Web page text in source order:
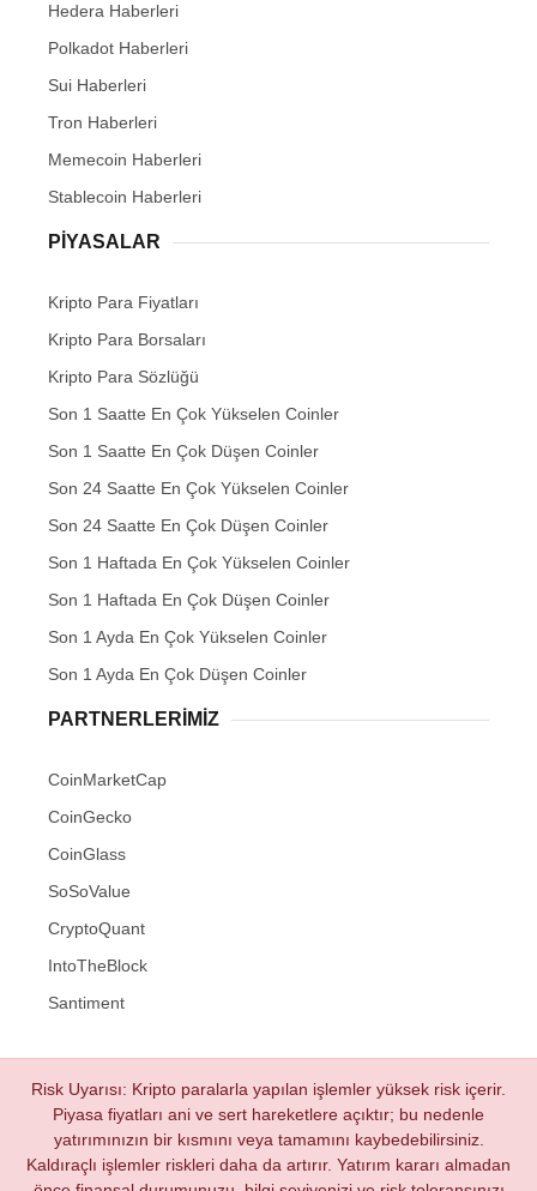
Hedera Haberleri
Polkadot Haberleri
Sui Haberleri
Tron Haberleri
Memecoin Haberleri
Stablecoin Haberleri
PIYASALAR
Kripto Para Fiyatları
Kripto Para Borsaları
Kripto Para Sözlüğü
Son 1 Saatte En Çok Yükselen Coinler
Son 1 Saatte En Çok Düşen Coinler
Son 24 Saatte En Çok Yükselen Coinler
Son 24 Saatte En Çok Düşen Coinler
Son 1 Haftada En Çok Yükselen Coinler
Son 1 Haftada En Çok Düşen Coinler
Son 1 Ayda En Çok Yükselen Coinler
Son 1 Ayda En Çok Düşen Coinler
PARTNERLERIMIZ
CoinMarketCap
CoinGecko
CoinGlass
SoSoValue
CryptoQuant
IntoTheBlock
Santiment
Risk Uyarısı: Kripto paralarla yapılan işlemler yüksek risk içerir.
Piyasa fiyatları ani ve sert hareketlere açıktır; bu nedenle
yatırımınızın bir kısmını veya tamamını kaybedebilirsiniz.
Kaldıraçlı işlemler riskleri daha da artırır. Yatırım kararı almadan